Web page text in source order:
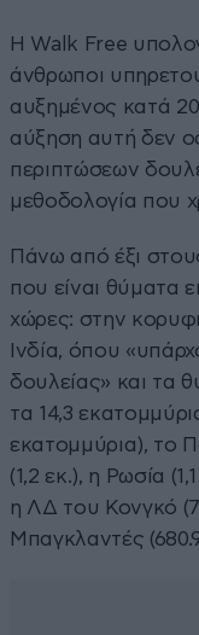
Η Walk Free
άνθρωποι
αυξημένος κατά
αύξηση αυτή δεν
περιπτώσεων
μεθοδολογία που
Πάνω από έξι
που είναι θύματα
χώρες: στην
Ινδία, όπου
δουλείας» και τα
τα 14,3
εκατομμύρια), το
(1,2 εκ.), η Ρωσία
η ΛΔ του Κονγκό
Μπαγκλαντές